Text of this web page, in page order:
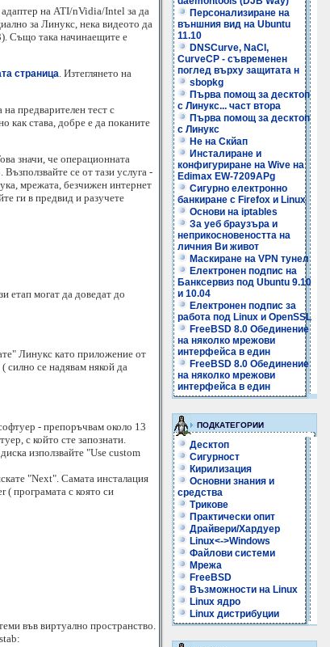
на ATI/nVidia/Intel за да
за Линукс, нека видеото да
Също така начинаещите е
страница . Изтеглянето на
предварителен тест с
как става, добре е да поканите
значи, че операционната
се от тази услуга -
мрежата, безчижен интернет
ги в предвид и разучете
етап могат да доведат до
Линукс като приложение от
силно се надявам някой да
- препоръчвам около 13
с който сте запознати.
използвайте "Use custom
"Next". Самата инсталация
( програмата с която си
във виртуално пространство.
Персонализиране на
външния вид на Ubuntu
11.10
DNSCurve, NaCl,
CurveCP - съвременен
поглед върху защитата н
sbopkg
Първа помощ за десктоп
с Линукс... част втора
Първа помощ за десктоп
с Линукс
Не на Скйап
Инсталиране и
конфигуриране на Wive на
Edimax EW-7209APg
Сигурно електронно
банкиране с Firefox и Linux
Основи на iptables
За уеб браузъра и
неприкосновеността на
личния Ви живот
Маскиране на VPN тунел
Електронен подпис на
Банксервиз под Ubuntu 9.10
и 10.04
Електронен подпис за
работа под Linux и OpenSSL
FreeBSD 8.0 Обединение
на няколко мрежови
интерфейса в един
FreeBSD 8.0 Обединение
на няколко мрежови
интерфейса в един
ПОДКАТЕГОРИИ
Десктоп
Сигурност
Кирилизация
Основни знания и
средства
Трикове
Практически опит
Драйвери/Хардуер
Linux<->Windows
Файлови системи
Мрежа
FreeBSD
Възможности на Linux
Linux ядро
Linux дистрибуции